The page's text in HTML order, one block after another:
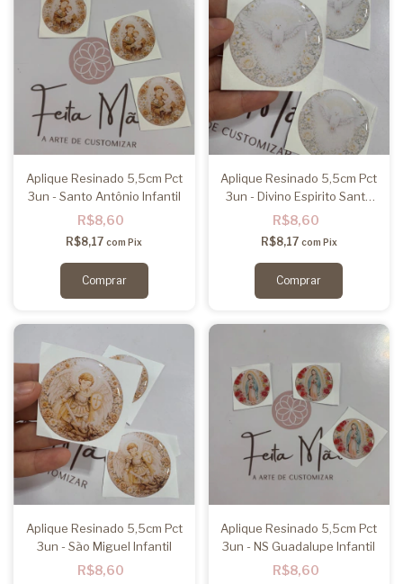
Aplique Resinado 5,5cm Pct
3un - Santo Antônio Infantil
R$8,60
R$8,17com Pix
Aplique Resinado 5,5cm Pct
3un - Divino Espirito Santo
Infantil
R$8,60
R$8,17 com Pix
Aplique Resinado 5,5cm Pct
3un - São Miguel Infantil
R$8,60
Aplique Resinado 5,5cm Pct
3un - NS Guadalupe Infantil
R$8,60